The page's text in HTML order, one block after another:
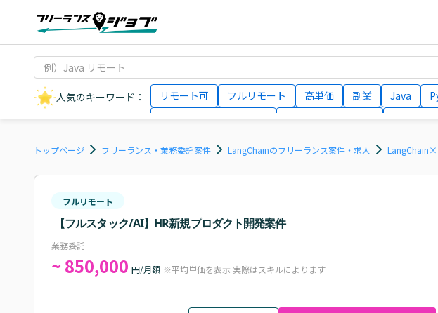
人気のキーワード： リモート可 フルリモート 高単価 副業 Java
AIエンジニア
月収100万円 業務委託
トップページ フリーランス・業務委託案件 LangChainのフリーランス案件・求人 LangChain×
フルリモート
【フルスタック/AI】HR新規プロダクト開発案件
業務委託
~ 850,000 円/月額 ※平均単価を表示 実際はスキルによります